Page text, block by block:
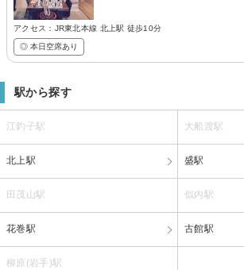
アクセス：JR東北本線 北上駅 徒歩10分
◎ 本日空席あり
駅から探す
江釣子駅 大船渡駅
北上駅 盛駅
田茂山駅 似内駅
花巻駅 古館駅
柳原(岩手)駅